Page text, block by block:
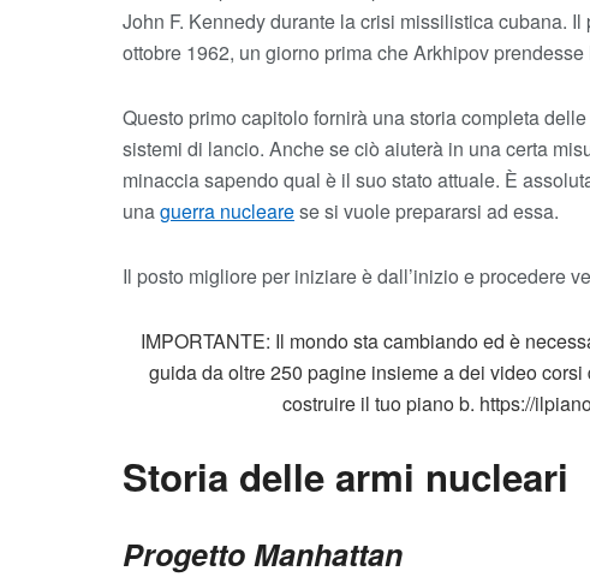
John F. Kennedy durante la crisi missilistica cubana.
ottobre 1962, un giorno prima che Arkhipov
Questo primo capitolo fornirà una storia completa
sistemi di lancio. Anche se ciò aiuterà in una certa
minaccia sapendo qual è il suo stato attuale. È
unaguerra nuclearese si vuole prepararsi ad essa.
Il posto migliore per iniziare è dall’inizio e procedere
IMPORTANTE: Il mondo sta cambiando ed è
guida da oltre 250 pagine insieme a dei video
costruire il tuo piano b. https://
Storia delle armi nucleari
Progetto Manhattan